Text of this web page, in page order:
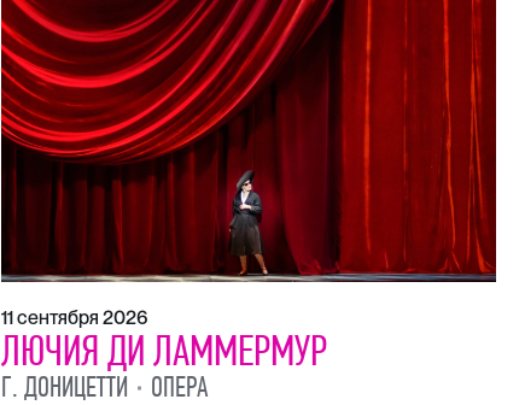
11 сентября 2026
ЛЮЧИЯ ДИ ЛАММЕРМУР
Г. ДОНИЦЕТТИ ОПЕРА